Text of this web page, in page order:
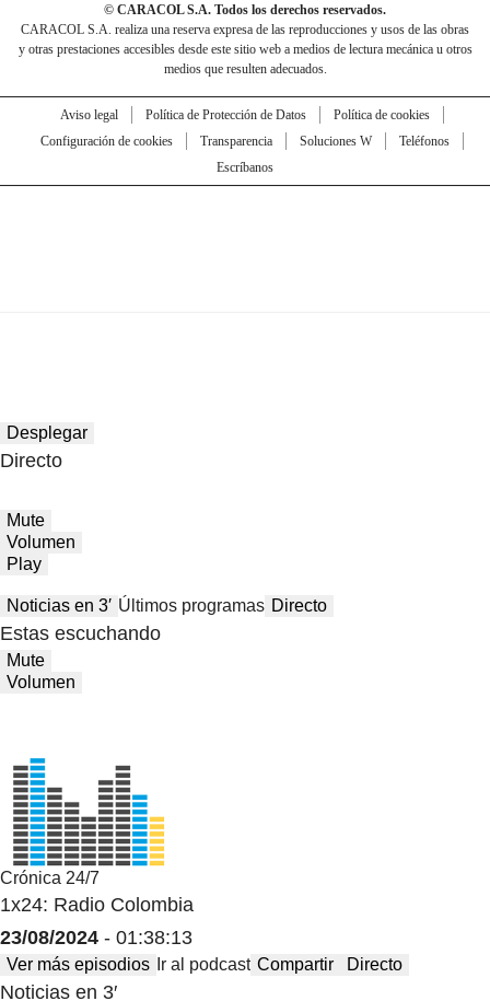
© CARACOL S.A. Todos los derechos reservados.
CARACOL S.A. realiza una reserva expresa de las reproducciones y usos de las obras
y otras prestaciones accesibles desde este sitio web a medios de lectura mecánica u otros
medios que resulten adecuados.
Aviso legal Política de Protección de Datos
Política de cookies
Configuración de cookies
Transparencia Soluciones W
Teléfonos
Escríbanos
Desplegar
Directo
Mute
Volumen
Play
Noticias en 3′ Últimos programas Directo
Estas escuchando
Mute
Volumen
Crónica 24/7
1x24: Radio Colombia
23/08/2024 - 01:38:13
Ver más episodios Ir al podcast Compartir Directo
Noticias en 3′